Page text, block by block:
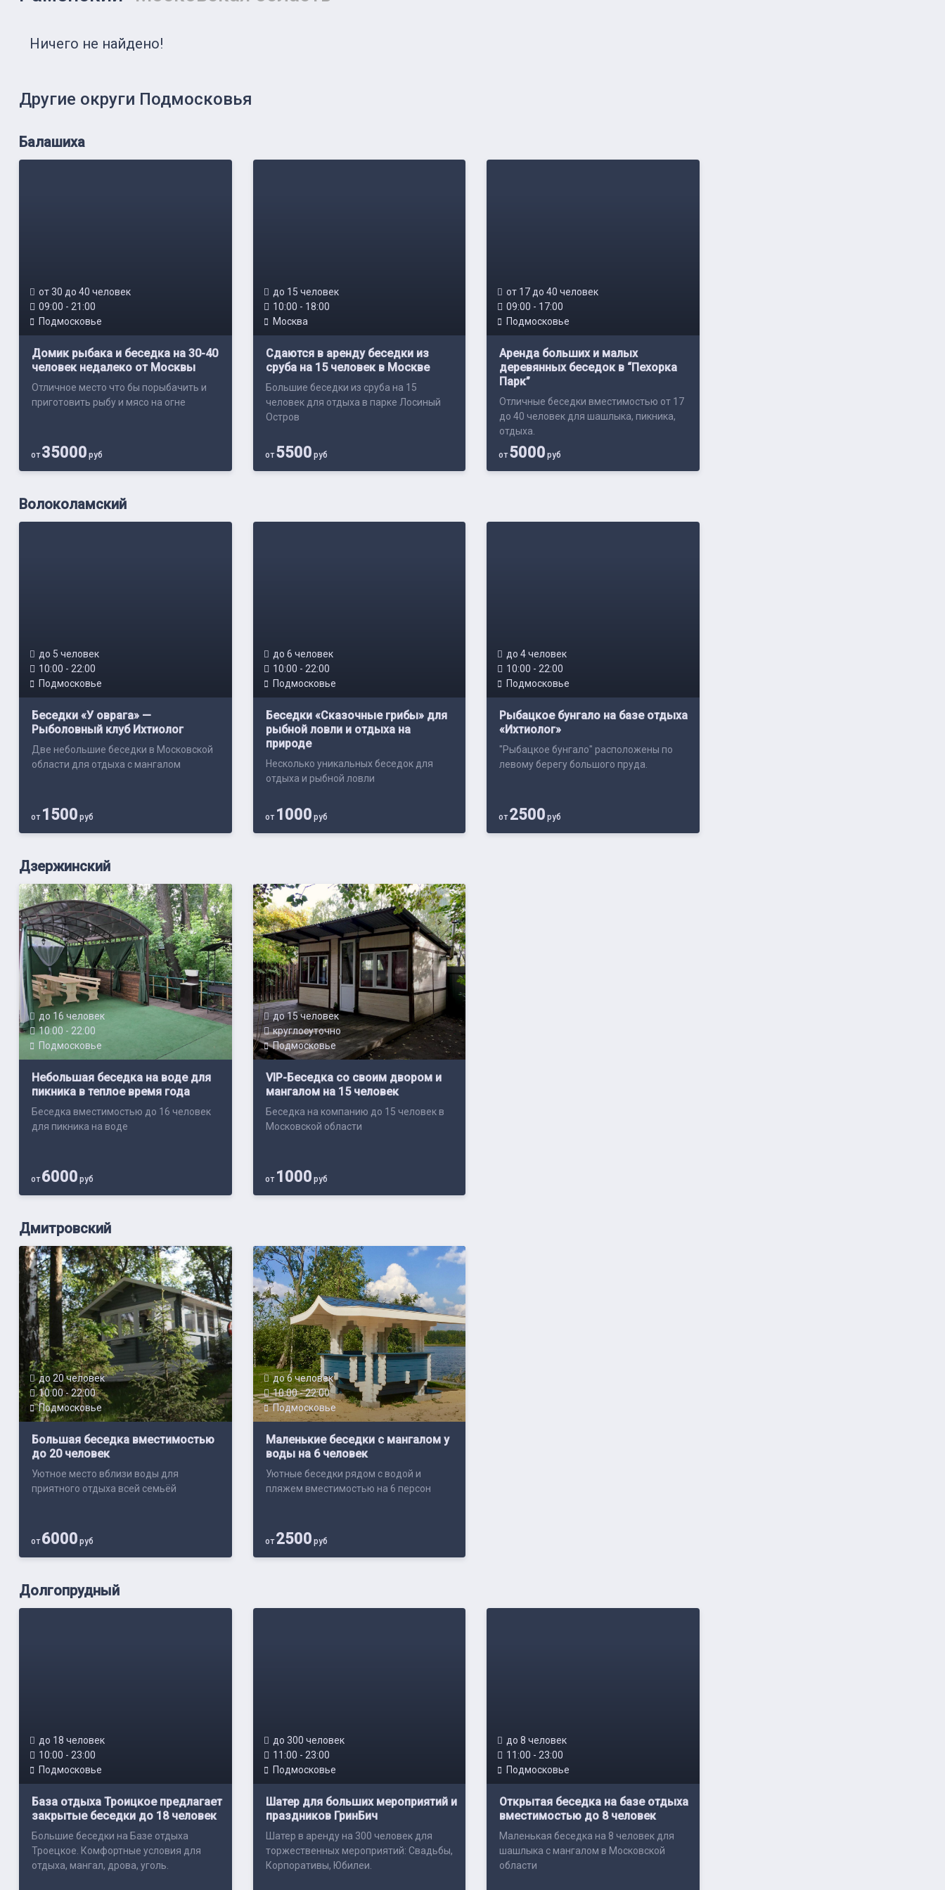
Ничего не найдено!
Другие округи Подмосковья
Балашиха
от 30 до 40 человек
09:00 - 21:00
Подмосковье
Домик рыбака и беседка на 30-40
человек недалеко от Москвы
Отличное место что бы порыбачить и
приготовить рыбу и мясо на огне
от35000 руб
до 15 человек
10:00 - 18:00
Москва
Сдаются в аренду беседки из
сруба на 15 человек в Москве
Большие беседки из сруба на 15
человек для отдыха в парке Лосиный
Остров
от5500руб
от 17 до 40 человек
09:00 - 17:00
Подмосковье
Аренда больших и малых
деревянных беседок в “Пехорка
Парк”
Отличные беседки вместимостью от 17
до 40 человек для шашлыка, пикника,
отдыха.
от5000 руб
Волоколамский
до 5 человек
10:00 - 22:00
Подмосковье
Беседки «У оврага» —
Рыболовный клуб Ихтиолог
Две небольшие беседки в Московской
области для отдыха с мангалом
от 1500 руб
до 6 человек
10:00 - 22:00
Подмосковье
Беседки «Сказочные грибы» для
рыбной ловли и отдыха на
природе
Несколько уникальных беседок для
отдыха и рыбной ловли
от 1000руб
до 4 человек
10:00 - 22:00
Подмосковье
Рыбацкое бунгало на базе отдыха
«Ихтиолог»
"Рыбацкое бунгало" расположены по
левому берегу большого пруда.
от2500 руб
Дзержинский
до 16 человек
10:00 - 22:00
Подмосковье
Небольшая беседка на воде для
пикника в теплое время года
Беседка вместимостью до 16 человек
для пикника на воде
от6000 руб
до 15 человек
круглосуточно
Подмосковье
VIP-Беседка со своим двором и
мангалом на 15 человек
Беседка на компанию до 15 человек в
Московской области
от 1000руб
Дмитровский
до 20 человек
10:00 - 22:00
Подмосковье
Большая беседка вместимостью
до 20 человек
Уютное место вблизи воды для
приятного отдыха всей семьёй
от6000 руб
до 6 человек
10:00 - 22:00
Подмосковье
Маленькие беседки с мангалом у
воды на 6 человек
Уютные беседки рядом с водой и
пляжем вместимостью на 6 персон
от2500руб
Долгопрудный
до 18 человек
10:00 - 23:00
Подмосковье
База отдыха Троицкое предлагает
закрытые беседки до 18 человек
Большие беседки на Базе отдыха
Троецкое. Комфортные условия для
отдыха, мангал, дрова, уголь.
до 300 человек
11:00 - 23:00
Подмосковье
Шатер для больших мероприятий и
праздников ГринБич
Шатер в аренду на 300 человек для
торжественных мероприятий: Свадьбы,
Корпоративы, Юбилеи.
до 8 человек
11:00 - 23:00
Подмосковье
Открытая беседка на базе отдыха
вместимостью до 8 человек
Маленькая беседка на 8 человек для
шашлыка с мангалом в Московской
области